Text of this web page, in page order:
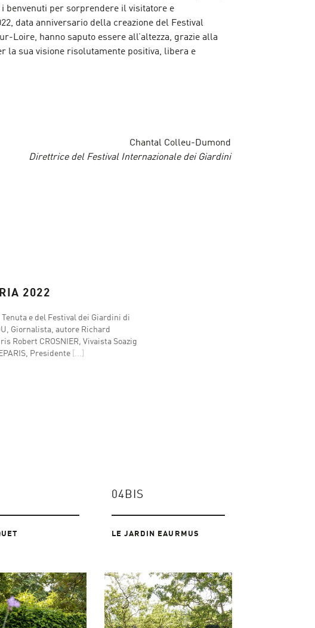
benvenuti per sorprendere il visitatore e
data anniversario della creazione del Festival
Loire, hanno saputo essere all’altezza, grazie alla
la sua visione risolutamente positiva, libera e
Chantal Colleu-Dumond
Direttrice del Festival Internazionale dei Giardini
2022
e del Festival dei Giardini di
Giornalista, autore Richard
Robert CROSNIER, Vivaista Soazig
Presidente
04BIS
LE JARDIN EAURMUS